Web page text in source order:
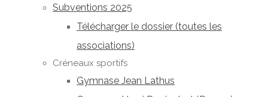
Subventions 2025
Télécharger le dossier (toutes les
associations)
Créneaux sportifs
Gymnase Jean Lathus